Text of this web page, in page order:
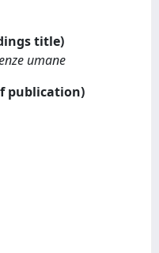
title)
umane
publication)